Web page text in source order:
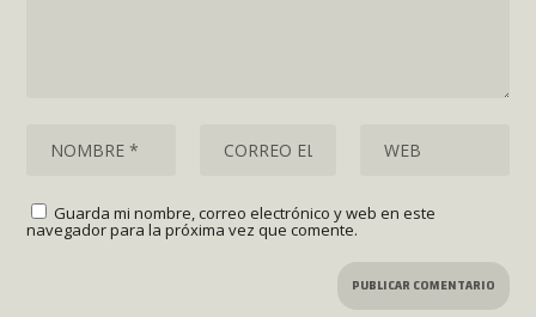
Guarda mi nombre, correo electrónico y web en este
navegador para la próxima vez que comente.